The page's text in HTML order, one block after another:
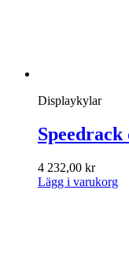
Displaykylar
4 232,00 kr
Lägg i varukorg